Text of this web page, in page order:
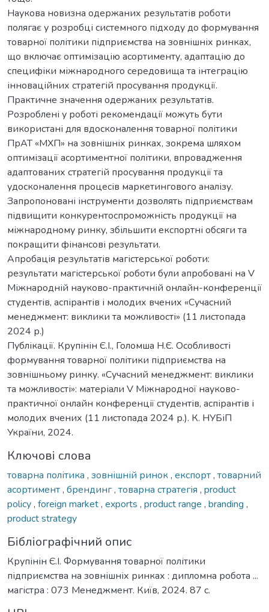
Наукова новизна одержаних результатів роботи
полягає у розробці системного підходу до формування
товарної політики підприємства на зовнішніх ринках,
що включає оптимізацію асортименту, адаптацію до
специфіки міжнародного середовища та інтеграцію
інноваційних стратегій просування продукції.
Практичне значення одержаних результатів.
Розроблені у роботі рекомендації можуть бути
використані для вдосконалення товарної політики
ПрАТ «МХП» на зовнішніх ринках, зокрема шляхом
оптимізації асортиментної політики, впровадження
адаптованих стратегій просування продукції та
удосконалення процесів маркетингового аналізу.
Запропоновані інструменти дозволять підприємствам
підвищити конкурентоспроможність продукції на
міжнародному ринку, збільшити експортні обсяги та
покращити фінансові результати.
Апробація результатів магістерської роботи:
результати магістерської роботи були апробовані на V
Міжнародній науково-практичній онлайн-конференції
студентів, аспірантів і молодих вчених «Сучасний
менеджмент: виклики та можливості» (11 листопада
2024 р.)
Публікації. Крупінін Є.І., Голомша Н.Є. Особливості
формування товарної політики підприємства на
зовнішньому ринку. «Сучасний менеджмент: виклики
та можливості»: матеріали V Міжнародної науково-
практичної онлайн конференції студентів, аспірантів і
молодих вчених (11 листопада 2024 р.). К. НУБіП
України, 2024.
Ключові слова
товарна політика , зовнішній ринок, експорт, товарний
асортимент, брендинг, товарна стратегія , product
policy, foreign market, exports , product range , branding ,
product strategy
Бібліографічний опис
Крупінін Є.І. Формування товарної політики
підприємства на зовнішніх ринках : дипломна робота ...
магістра : 073 Менеджмент. Київ, 2024. 87 с.